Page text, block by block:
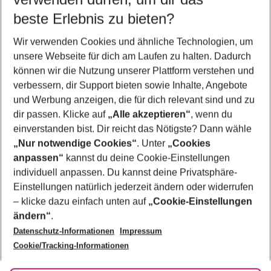
5-8 Nächte
2 Erwachsene Keine Kinder
Mehr Filter anzeigen
Footer
Footer navigation
Über uns
AGB
Bestpreisgarantie
Cookie-Einstellungen ändern
Cookie-Richtlinie
Agenturbetreuung
Barrierefreies Reisen
Folge uns
beste Erlebnis zu bieten?
Wir verwenden Cookies und ähnliche Technologien, um
unsere Webseite für dich am Laufen zu halten. Dadurch
können wir die Nutzung unserer Plattform verstehen und
verbessern, dir Support bieten sowie Inhalte, Angebote
und Werbung anzeigen, die für dich relevant sind und zu
dir passen. Klicke auf „Alle akzeptieren“, wenn du
einverstanden bist. Dir reicht das Nötigste? Dann wähle
„Nur notwendige Cookies“. Unter „Cookies
anpassen“ kannst du deine Cookie-Einstellungen
individuell anpassen. Du kannst deine Privatsphäre-
Einstellungen natürlich jederzeit ändern oder widerrufen
– klicke dazu einfach unten auf „Cookie-Einstellungen
ändern“.
Datenschutz-Informationen
Impressum
Cookie/Tracking-Informationen